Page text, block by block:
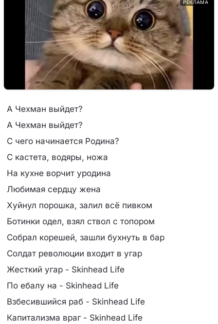
РЕКЛАМА
А Чехман выйдет?
А Чехман выйдет?
С чего начинается Родина?
С кастета, водяры, ножа
На кухне ворчит уродина
Любимая сердцу жена
Хуйнул порошка, залил всё пивком
Ботинки одел, взял ствол с топором
Собрал корешей, зашли бухнуть в бар
Солдат революции входит в угар
Жесткий угар - Skinhead Life
По ебалу на - Skinhead Life
Взбесившийся раб - Skinhead Life
Капитализма враг - Skinhead Life